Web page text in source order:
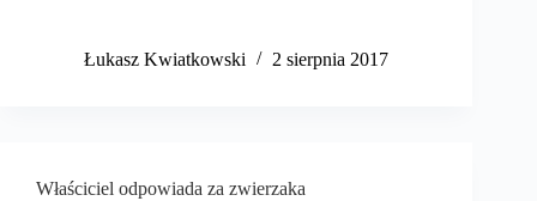
​Łukasz Kwiatkowski 2 sierpnia 2017
Właściciel odpowiada za zwierzaka